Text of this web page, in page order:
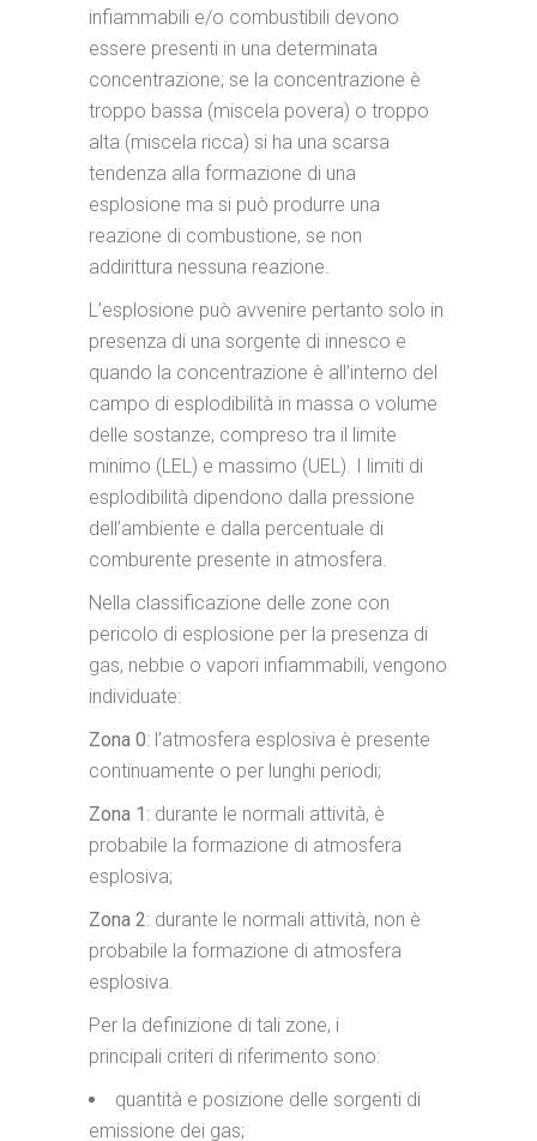
infiammabili e/o combustibili devono
essere presenti in una determinata
concentrazione; se la concentrazione è
troppo bassa (miscela povera) o troppo
alta (miscela ricca) si ha una scarsa
tendenza alla formazione di una
esplosione ma si può produrre una
reazione di combustione, se non
addirittura nessuna reazione.
L’esplosione può avvenire pertanto solo in
presenza di una sorgente di innesco e
quando la concentrazione è all’interno del
campo di esplodibilità in massa o volume
delle sostanze, compreso tra il limite
minimo (LEL) e massimo (UEL). I limiti di
esplodibilità dipendono dalla pressione
dell’ambiente e dalla percentuale di
comburente presente in atmosfera.
Nella classificazione delle zone con
pericolo di esplosione per la presenza di
gas, nebbie o vapori infiammabili, vengono
individuate:
Zona 0: l’atmosfera esplosiva è presente
continuamente o per lunghi periodi;
Zona 1 : durante le normali attività, è
probabile la formazione di atmosfera
esplosiva;
Zona 2: durante le normali attività, non è
probabile la formazione di atmosfera
esplosiva.
Per la definizione di tali zone, i
principali criteri di riferimento sono:
quantità e posizione delle sorgenti di
emissione dei gas;